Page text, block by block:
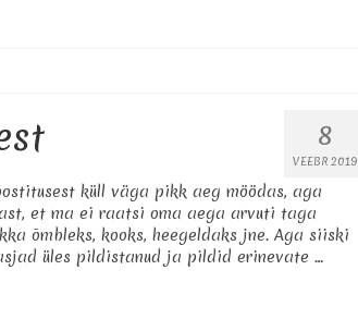
8
VEEBR 2019
küll väga pikk aeg möödas, aga
et ma ei raatsi oma aega arvuti taga
õmbleks, kooks, heegeldaks jne. Aga siiski
üles pildistanud ja pildid erinevate …